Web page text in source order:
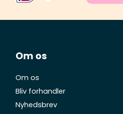
Om os
Om os
Bliv forhandler
Nyhedsbrev